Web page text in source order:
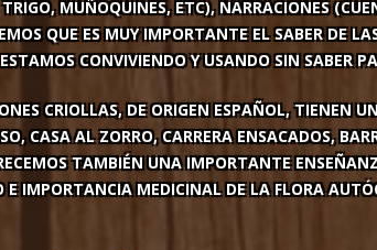
MUÑOQUINES, ETC), NARRACIONES
QUE ES MUY IMPORTANTE EL SABER DE
CONVIVIENDO Y USANDO SIN SABER
CRIOLLAS, DE ORIGEN ESPAÑOL, TIENEN
CASA AL ZORRO, CARRERA ENSACADOS,
TAMBIÉN UNA IMPORTANTE
IMPORTANCIA MEDICINAL DE LA FLORA